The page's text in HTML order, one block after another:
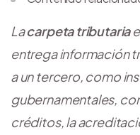
Lacarpeta tributaria
entrega información
a un tercero, como
gubernamentales,
créditos, la